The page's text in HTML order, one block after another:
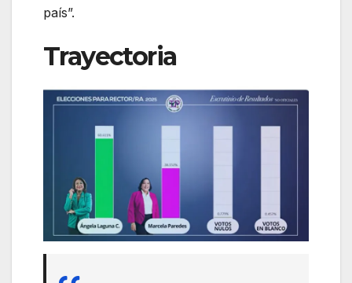
país”.
Trayectoria